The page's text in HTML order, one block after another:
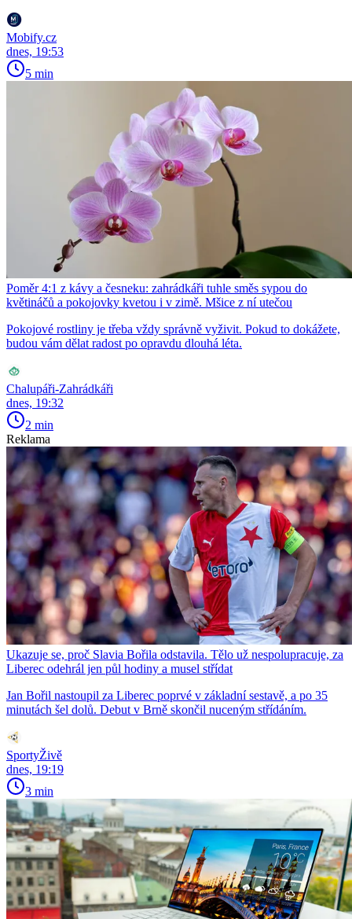
Mobify.cz
dnes, 19:53
5 min
Poměr 4:1 z kávy a česneku: zahrádkáři tuhle směs sypou do
květináčů a pokojovky kvetou i v zimě. Mšice z ní utečou
Pokojové rostliny je třeba vždy správně vyživit. Pokud to dokážete,
budou vám dělat radost po opravdu dlouhá léta.
Chalupáři-Zahrádkáři
dnes, 19:32
2 min
Reklama
Ukazuje se, proč Slavia Bořila odstavila. Tělo už nespolupracuje, za
Liberec odehrál jen půl hodiny a musel střídat
Jan Bořil nastoupil za Liberec poprvé v základní sestavě, a po 35
minutách šel dolů. Debut v Brně skončil nuceným střídáním.
SportyŽivě
dnes, 19:19
3 min